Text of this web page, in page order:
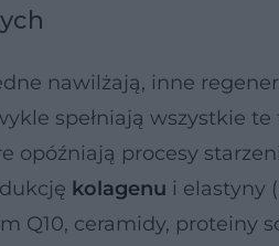
nawilżają, inne
spełniają wszystkie te
opóźniają procesy
kolagenu i elastyny
Q10, ceramidy, proteiny